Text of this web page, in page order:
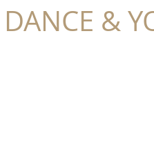
DANCE &